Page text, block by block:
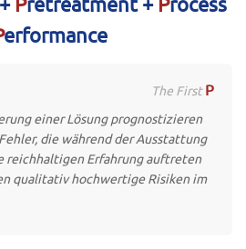
erformance
The First P
einer Lösung prognostizieren
die während der Ausstattung
reichhaltigen Erfahrung auftreten
qualitativ hochwertige Risiken im